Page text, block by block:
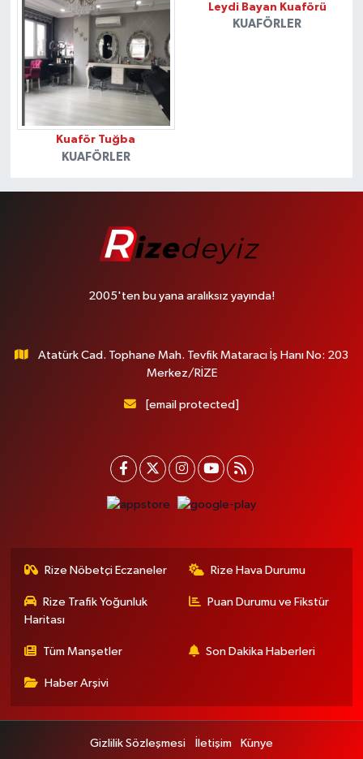
Kuaför Tuğba
KUAFÖRLER
Leydi Bayan Kuaförü
KUAFÖRLER
2005'ten bu yana aralıksız yayında!
Atatürk Cad. Tophane Mah. Tevfik Mataracı İş Hanı No: 203
Merkez/RİZE
[email protected]
Rize Nöbetçi Eczaneler Rize Hava Durumu
Rize Trafik Yoğunluk
Haritası
Puan Durumu ve Fikstür
Tüm Manşetler Son Dakika Haberleri
Haber Arşivi
Gizlilik Sözleşmesi İletişim Künye